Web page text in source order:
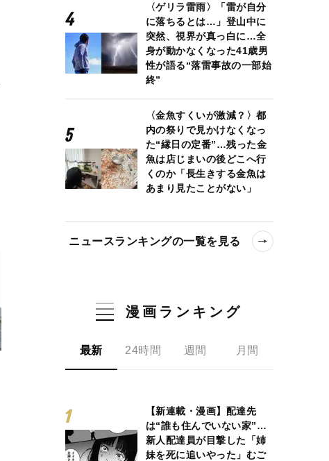
〈ゲリラ雷雨〉「雷が自分
に落ちるとは…」登山中に
突然、視界が真っ白に…全
身が動かなくなった41歳男
性が語る“落雷事故の一部始
終”
〈金魚すくいが激減？〉都
内の祭りで見かけなくなっ
た“縁日の定番”…残った金
魚は店じまいの後どこへ行
くのか「長生きする金魚は
あまり見たことがない」
ニュースランキングの一覧を見る
漫画ランキング
最新 24時間 週間 月間
【新連載・漫画】配達先
は“誰も住んでいない家”…
新人配達員が目撃した「姉
妹を死に追いやった」むご